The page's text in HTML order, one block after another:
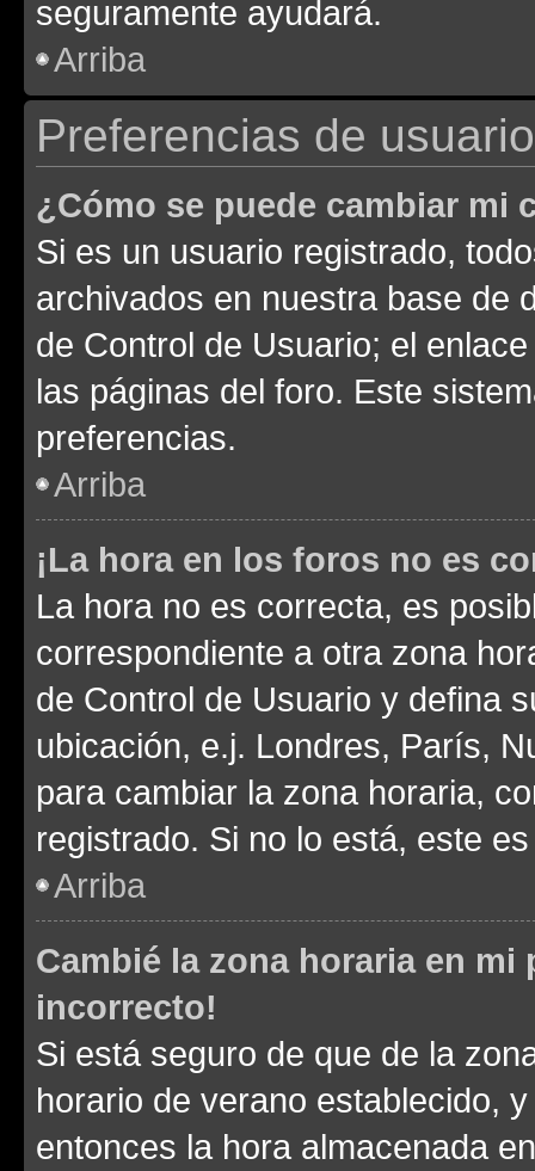
seguramente ayudará.
Arriba
Preferencias de
¿Cómo se puede cambiar mi
Si es un usuario registrado,
archivados en nuestra base de
de Control de Usuario; el
las páginas del foro. Este
preferencias.
Arriba
¡La hora en los foros no es
La hora no es correcta, es
correspondiente a otra zona
de Control de Usuario y defina
ubicación, e.j. Londres, París,
para cambiar la zona horaria,
registrado. Si no lo está, este
Arriba
Cambié la zona horaria en
incorrecto!
Si está seguro de que de la
horario de verano establecido,
entonces la hora almacenada